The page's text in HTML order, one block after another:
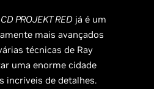
PROJEKT RED já é um
mais avançados
técnicas de Ray
uma enorme cidade
incríveis de detalhes.